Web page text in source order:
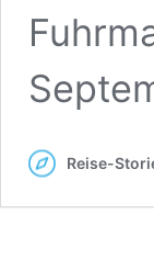
Reise-